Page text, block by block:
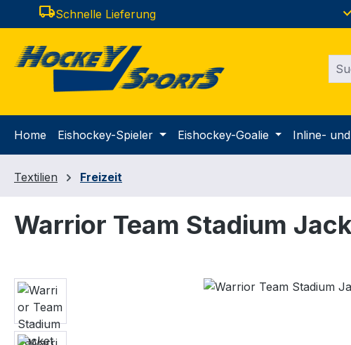
Hauptinhalt springen
Zur Suche springen
Zur Hauptnavigation springen
local_shippingSchnelle Lieferung
Home Eishockey-Spieler Eishockey-Goalie Inline-
Textilien Freizeit
Warrior Team Stadium
Bildergalerie überspringen